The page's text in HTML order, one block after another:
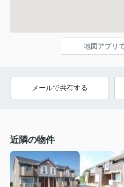
地図アプリ
メールで共有する
近隣の物件